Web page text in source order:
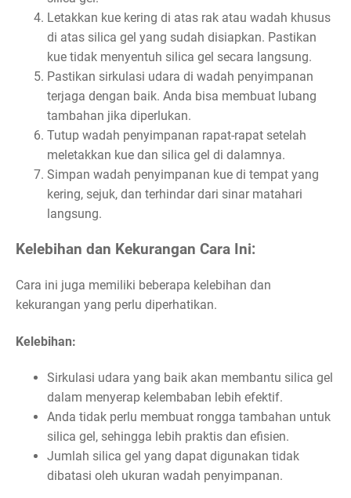
Letakkan kue kering di atas rak atau wadah khusus
di atas silica gel yang sudah disiapkan. Pastikan
kue tidak menyentuh silica gel secara langsung.
Pastikan sirkulasi udara di wadah penyimpanan
terjaga dengan baik. Anda bisa membuat lubang
tambahan jika diperlukan.
Tutup wadah penyimpanan rapat-rapat setelah
meletakkan kue dan silica gel di dalamnya.
Simpan wadah penyimpanan kue di tempat yang
kering, sejuk, dan terhindar dari sinar matahari
langsung.
Kelebihan dan Kekurangan Cara Ini:
Cara ini juga memiliki beberapa kelebihan dan
kekurangan yang perlu diperhatikan.
Kelebihan:
Sirkulasi udara yang baik akan membantu silica gel
dalam menyerap kelembaban lebih efektif.
Anda tidak perlu membuat rongga tambahan untuk
silica gel, sehingga lebih praktis dan efisien.
Jumlah silica gel yang dapat digunakan tidak
dibatasi oleh ukuran wadah penyimpanan.